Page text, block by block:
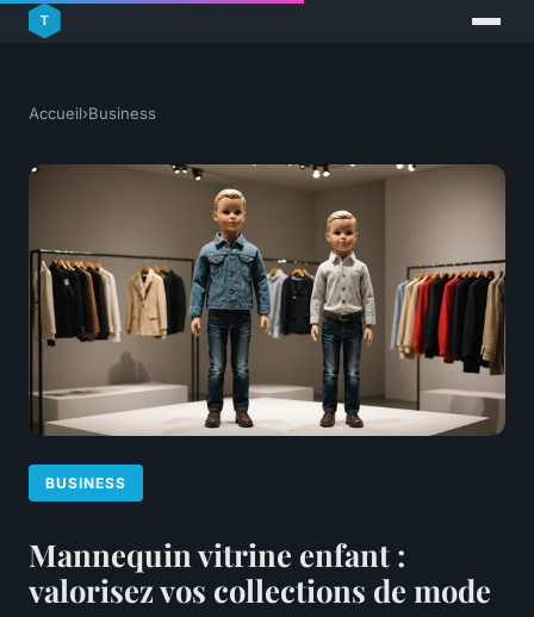
Accueil›Business
BUSINESS
Mannequin vitrine enfant :
valorisez vos collections de mode